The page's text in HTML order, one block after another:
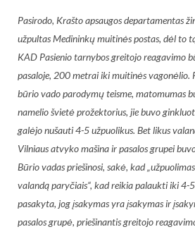
Pasirodo, Krašto apsaugos departamentas
užpultas Medininkų muitinės postas, dėl to
KAD Pasienio tarnybos greitojo reagavimo
pasaloje, 200 metrai iki muitinės vagonėlio.
būrio vado parodymų teisme, matomumas
namelio švietė prožektorius, jie buvo
galėjo nušauti 4-5 užpuolikus. Bet likus
Vilniaus atvyko mašina ir pasalos grupei
Būrio vadas priešinosi, sakė, kad
valandą paryčiais“, kad reikia palaukti iki 4-
pasakyta, jog įsakymas yra įsakymas ir
pasalos grupė, priešinantis greitojo